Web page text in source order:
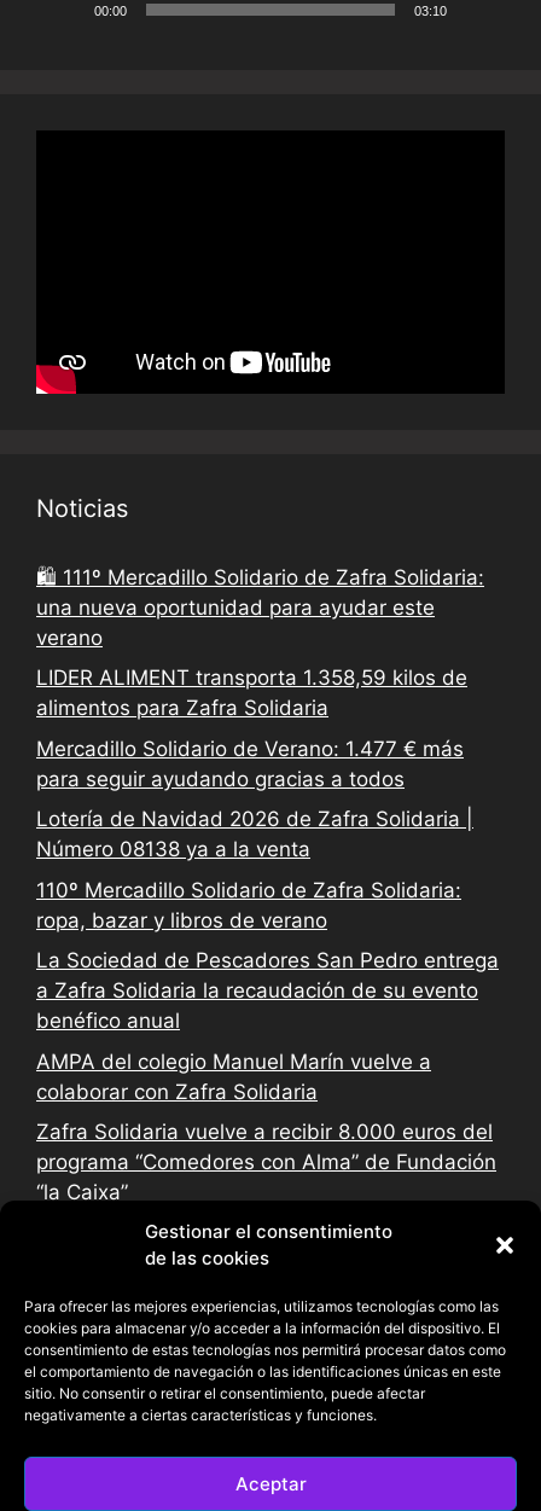
Gestionar el consentimiento
de las cookies
Para ofrecer las mejores experiencias, utilizamos tecnologías como las
cookies para almacenar y/o acceder a la información del dispositivo. El
consentimiento de estas tecnologías nos permitirá procesar datos como
el comportamiento de navegación o las identificaciones únicas en este
sitio. No consentir o retirar el consentimiento, puede afectar
negativamente a ciertas características y funciones.
Aceptar
00:00 03:10
Noticias
🛍️ 111º Mercadillo Solidario de Zafra Solidaria:
una nueva oportunidad para ayudar este
verano
LIDER ALIMENT transporta 1.358,59 kilos de
alimentos para Zafra Solidaria
Mercadillo Solidario de Verano: 1.477 € más
para seguir ayudando gracias a todos
Lotería de Navidad 2026 de Zafra Solidaria |
Número 08138 ya a la venta
110º Mercadillo Solidario de Zafra Solidaria:
ropa, bazar y libros de verano
La Sociedad de Pescadores San Pedro entrega
a Zafra Solidaria la recaudación de su evento
benéfico anual
AMPA del colegio Manuel Marín vuelve a
colaborar con Zafra Solidaria
Zafra Solidaria vuelve a recibir 8.000 euros del
programa “Comedores con Alma” de Fundación
“la Caixa”